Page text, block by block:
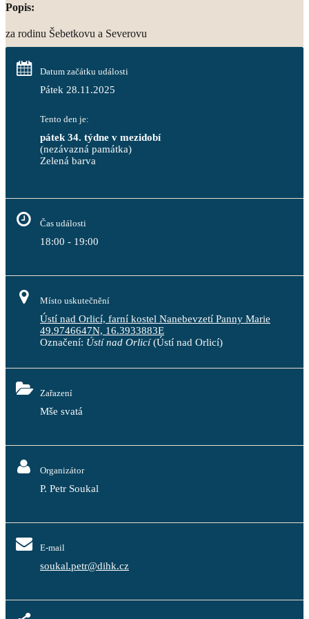
Popis:
za rodinu Šebetkovu a Severovu
Datum začátku události
Pátek 28.11.2025
Tento den je:
pátek 34. týdne v mezidobí
(nezávazná památka)
Zelená barva
Čas události
18:00 - 19:00
Místo uskutečnění
Ústí nad Orlicí, farní kostel Nanebevzetí Panny Marie
49.9746647N, 16.3933883E
Označení: Ústí nad Orlicí(Ústí nad Orlicí)
Zařazení
Mše svatá
Organizátor
P. Petr Soukal
E-mail
soukal.petr@dihk.cz